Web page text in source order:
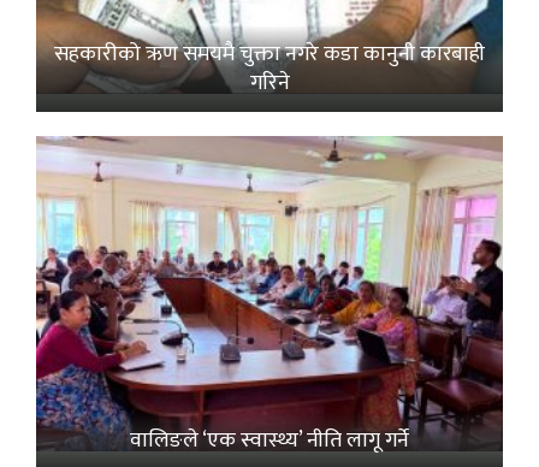
सहकारीको ऋण समयमै चुक्ता नगरे कडा कानुनी कारबाही
गरिने
वालिङले ‘एक स्वास्थ्य’ नीति लागू गर्ने